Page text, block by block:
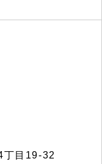
目19-32